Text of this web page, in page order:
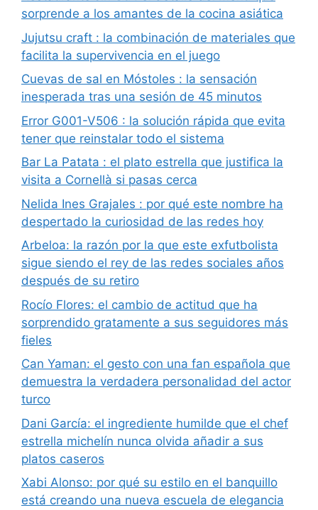
sorprende a los amantes de la cocina asiática
Jujutsu craft : la combinación de materiales que
facilita la supervivencia en el juego
Cuevas de sal en Móstoles : la sensación
inesperada tras una sesión de 45 minutos
Error G001-V506 : la solución rápida que evita
tener que reinstalar todo el sistema
Bar La Patata : el plato estrella que justifica la
visita a Cornellà si pasas cerca
Nelida Ines Grajales : por qué este nombre ha
despertado la curiosidad de las redes hoy
Arbeloa: la razón por la que este exfutbolista
sigue siendo el rey de las redes sociales años
después de su retiro
Rocío Flores: el cambio de actitud que ha
sorprendido gratamente a sus seguidores más
fieles
Can Yaman: el gesto con una fan española que
demuestra la verdadera personalidad del actor
turco
Dani García: el ingrediente humilde que el chef
estrella michelín nunca olvida añadir a sus
platos caseros
Xabi Alonso: por qué su estilo en el banquillo
está creando una nueva escuela de elegancia